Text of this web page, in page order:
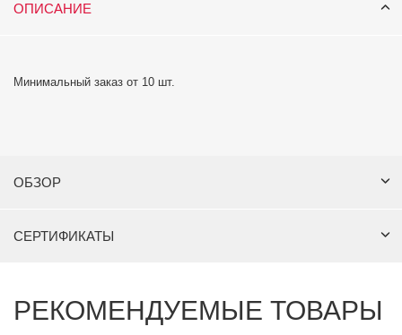
ОПИСАНИЕ
Минимальный заказ от 10 шт.
ОБЗОР
СЕРТИФИКАТЫ
РЕКОМЕНДУЕМЫЕ ТОВАРЫ